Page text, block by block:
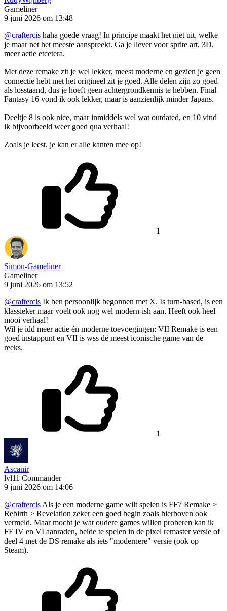
Gameliner
9 juni 2026 om 13:48
@craftercis haha goede vraag! In principe maakt het niet uit, welke
je maar net het meeste aanspreekt. Ga je liever voor sprite art, 3D,
meer actie etcetera.
Met deze remake zit je wel lekker, meest moderne en gezien je geen
connectie hebt met het origineel zit je goed. Alle delen zijn zo goed
als losstaand, dus je hoeft geen achtergrondkennis te hebben. Final
Fantasy 16 vond ik ook lekker, maar is aanzienlijk minder Japans.
Deeltje 8 is ook nice, maar inmiddels wel wat outdated, en 10 vind
ik bijvoorbeeld weer goed qua verhaal!
Zoals je leest, je kan er alle kanten mee op!
1
Simon-Gameliner
Gameliner
9 juni 2026 om 13:52
@craftercis Ik ben persoonlijk begonnen met X. Is turn-based, is een
klassieker maar voelt ook nog wel modern-ish aan. Heeft ook heel
mooi verhaal!
Wil je idd meer actie én moderne toevoegingen: VII Remake is een
goed instappunt en VII is wss dé meest iconische game van de
reeks.
1
Ascanir
lvl11 Commander
9 juni 2026 om 14:06
@craftercis Als je een moderne game wilt spelen is FF7 Remake >
Rebirth > Revelation zeker een goed begin zoals hierboven ook
vermeld. Maar mocht je wat oudere games willen proberen kan ik
FF IV en VI aanraden, beide te spelen in de pixel remaster versie of
deel 4 met de DS remake als iets "modernere" versie (ook op
Steam).